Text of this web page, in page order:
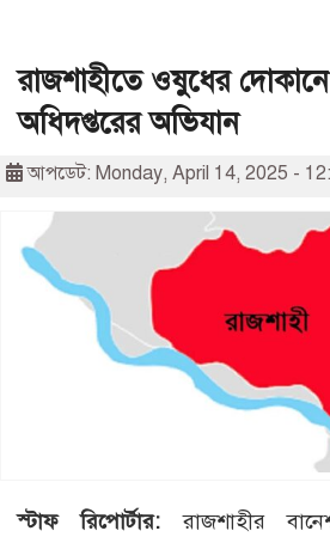
রাজশাহীতে ওষুধের
অধিদপ্তরের অভিযান
আপডেট: Monday, April 14, 2025 -
স্টাফরিপোর্টার: রাজশাহীর